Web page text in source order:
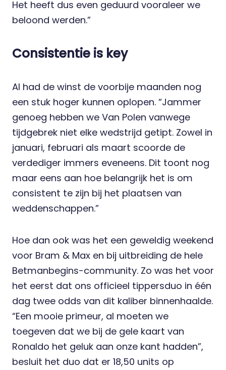
Het heeft dus even geduurd vooraleer we
beloond werden.”
Consistentie is key
Al had de winst de voorbije maanden nog
een stuk hoger kunnen oplopen. “Jammer
genoeg hebben we Van Polen vanwege
tijdgebrek niet elke wedstrijd getipt. Zowel in
januari, februari als maart scoorde de
verdediger immers eveneens. Dit toont nog
maar eens aan hoe belangrijk het is om
consistent te zijn bij het plaatsen van
weddenschappen.”
Hoe dan ook was het een geweldig weekend
voor Bram & Max en bij uitbreiding de hele
Betmanbegins-community. Zo was het voor
het eerst dat ons officieel tippersduo in één
dag twee odds van dit kaliber binnenhaalde.
“Een mooie primeur, al moeten we
toegeven dat we bij de gele kaart van
Ronaldo het geluk aan onze kant hadden”,
besluit het duo dat er 18,50 units op